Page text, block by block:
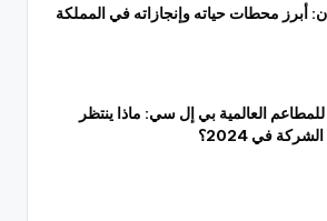
أبرز محطات حياته وإنجازاته في المملكة
العالمية بي إل سي: ماذا ينتظر
في 2024؟